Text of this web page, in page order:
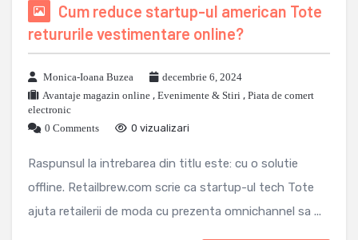
Cum reduce startup-ul american Tote
retururile vestimentare online?
Monica-Ioana Buzea
decembrie 6, 2024
Avantaje magazin online , Evenimente & Stiri , Piata de comert
electronic
0 Comments
0 vizualizari
Raspunsul la intrebarea din titlu este: cu o solutie
offline. Retailbrew.com scrie ca startup-ul tech Tote
ajuta retailerii de moda cu prezenta omnichannel sa ...